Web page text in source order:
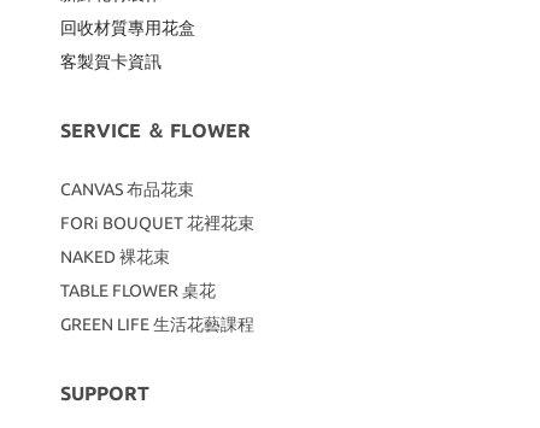
回收材質專用花盒
客製賀卡資訊
SERVICE ＆ FLOWER
CANVAS布品花束
FORi BOUQUET 花裡花束
NAKED 裸花束
TABLE FLOWER 桌花
GREEN LIFE 生活花藝課程
SUPPORT